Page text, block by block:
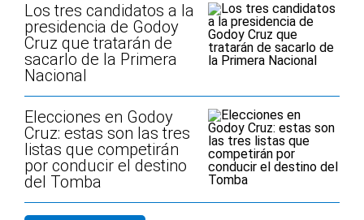
Los tres candidatos a la
presidencia de Godoy
Cruz que tratarán de
sacarlo de la Primera
Nacional
Elecciones en Godoy
Cruz: estas son las tres
listas que competirán
por conducir el destino
del Tomba